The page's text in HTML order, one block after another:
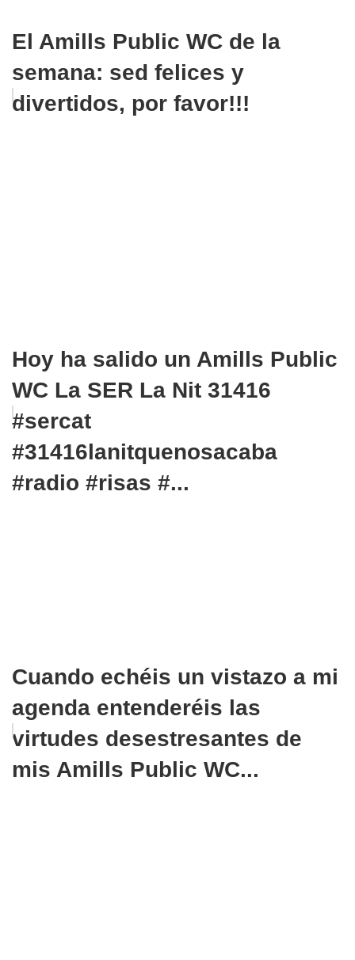
El Amills Public WC de la
semana: sed felices y
divertidos, por favor!!!
Hoy ha salido un Amills Public
WC La SER La Nit 31416
#sercat
#31416lanitquenosacaba
#radio #risas #...
Cuando echéis un vistazo a mi
agenda entenderéis las
virtudes desestresantes de
mis Amills Public WC...